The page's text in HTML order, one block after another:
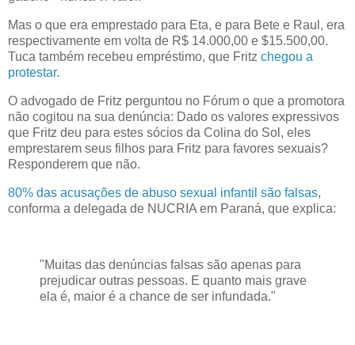
Mas o que era emprestado para Eta, e para Bete e Raul, era
respectivamente em volta de R$ 14.000,00 e $15.500,00.
Tuca também recebeu empréstimo, que Fritz chegou a
protestar.
O advogado de Fritz perguntou no Fórum o que a promotora
não cogitou na sua denúncia: Dado os valores expressivos
que Fritz deu para estes sócios da Colina do Sol, eles
emprestarem seus filhos para Fritz para favores sexuais?
Responderem que não.
80% das acusações de abuso sexual infantil são falsas,
conforma a delegada de NUCRIA em Paraná, que explica:
"Muitas das denúncias falsas são apenas para
prejudicar outras pessoas. E quanto mais grave
ela é, maior é a chance de ser infundada."